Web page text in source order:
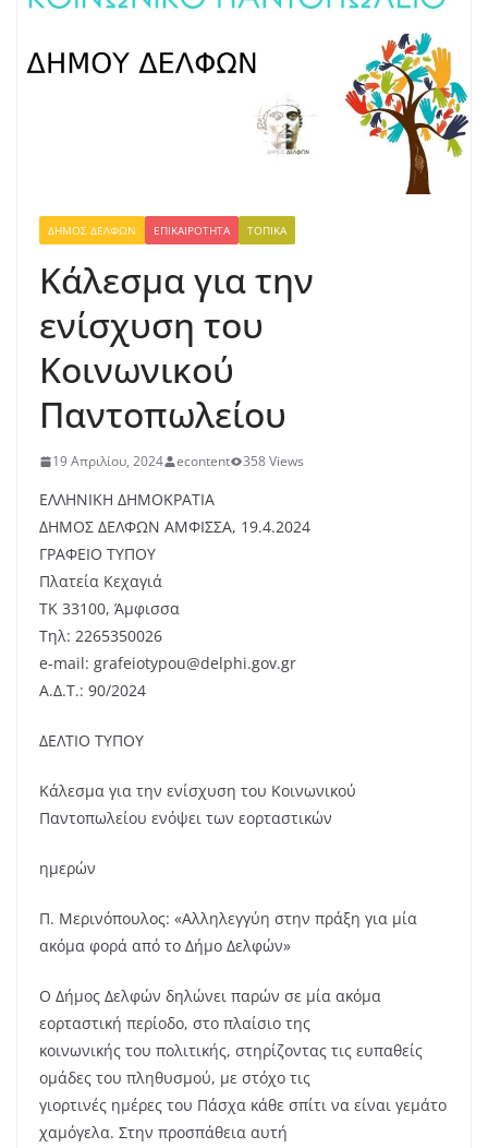
ΔΉΜΟΣ ΔΕΛΦΏΝ ΕΠΙΚΑΙΡΌΤΗΤΑ ΤΟΠΙΚΆ
Κάλεσμα για την
ενίσχυση του
Κοινωνικού
Παντοπωλείου
19 Απριλίου, 2024 econtent 358 Views
ΕΛΛΗΝΙΚΗ ΔΗΜΟΚΡΑΤΙΑ
ΔΗΜΟΣ ΔΕΛΦΩΝ ΑΜΦΙΣΣΑ, 19.4.2024
ΓΡΑΦΕΙΟ ΤΥΠΟΥ
Πλατεία Κεχαγιά
ΤΚ 33100, Άμφισσα
Τηλ: 2265350026
e-mail: grafeiotypou@delphi.gov.gr
Α.Δ.Τ.: 90/2024
ΔΕΛΤΙΟ ΤΥΠΟΥ
Κάλεσμα για την ενίσχυση του Κοινωνικού
Παντοπωλείου ενόψει των εορταστικών
ημερών
Π. Μερινόπουλος: «Αλληλεγγύη στην πράξη για μία
ακόμα φορά από το Δήμο Δελφών»
Ο Δήμος Δελφών δηλώνει παρών σε μία ακόμα
εορταστική περίοδο, στο πλαίσιο της
κοινωνικής του πολιτικής, στηρίζοντας τις ευπαθείς
ομάδες του πληθυσμού, με στόχο τις
γιορτινές ημέρες του Πάσχα κάθε σπίτι να είναι γεμάτο
χαμόγελα. Στην προσπάθεια αυτή